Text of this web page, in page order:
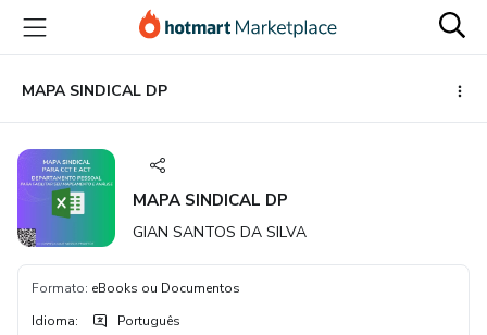
para
conteúdo
principal
para
pagamento
para
rodapé
MAPA SINDICAL DP
MAPA SINDICAL DP
GIAN SANTOS DA SILVA
Formato: eBooks ou Documentos
Idioma: Português